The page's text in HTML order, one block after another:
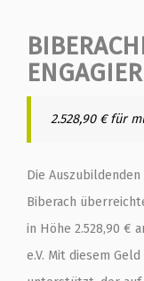
2.528,90 € für
Die
Biberach
in Höhe 2.528,90 €
e.V. Mit diesem